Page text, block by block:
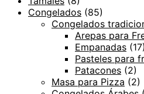
Congelados (85)
Congelados
Arepas para
Empanadas (17)
Pasteles para
Patacones (2)
Masa para Pizza (2)